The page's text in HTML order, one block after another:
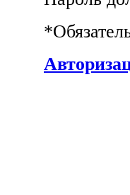
*